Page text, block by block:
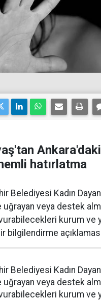
Ankara'daki
hatırlatma
Belediyesi Kadın
uğrayan veya destek
kurum ve
bilgilendirme
Belediyesi Kadın
uğrayan veya destek
kurum ve